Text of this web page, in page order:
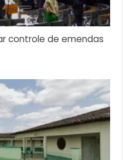
controle de emendas